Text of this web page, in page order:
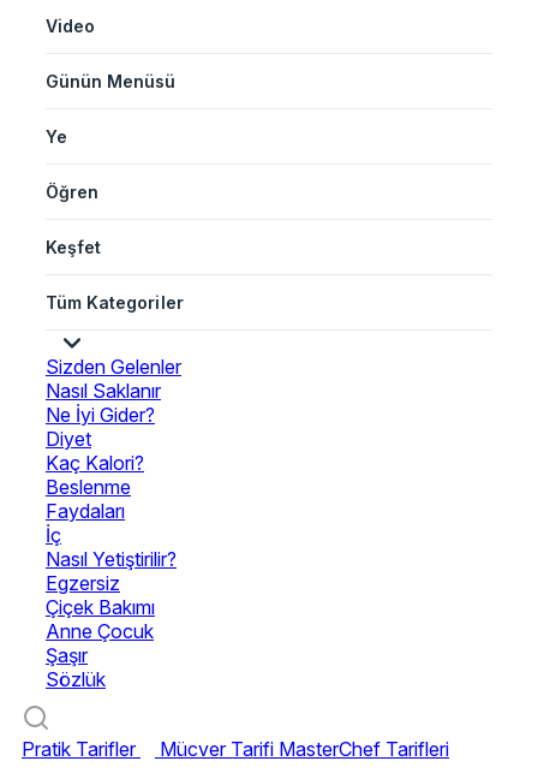
Video
Günün Menüsü
Ye
Öğren
Keşfet
Tüm Kategoriler
Sizden Gelenler
Nasıl Saklanır
Ne İyi Gider?
Diyet
Kaç Kalori?
Beslenme
Faydaları
İç
Nasıl Yetiştirilir?
Egzersiz
Çiçek Bakımı
Anne Çocuk
Şaşır
Sözlük
Pratik Tarifler Mücver Tarifi MasterChef Tarifleri